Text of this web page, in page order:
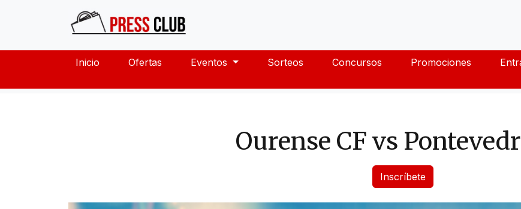
Inicio Ofertas Eventos Sorteos Concursos Promociones
Ourense CF vs
Inscríbete